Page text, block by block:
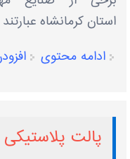
استان کرمانشاه عبارتند
ادامه محتوی
پالت